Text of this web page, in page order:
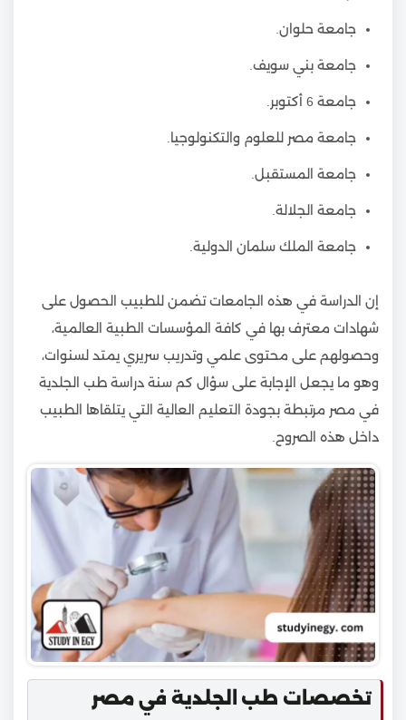
جامعة حلوان.
جامعة بني سويف.
جامعة 6 أكتوبر.
جامعة مصر للعلوم والتكنولوجيا.
جامعة المستقبل.
جامعة الجلالة.
جامعة الملك سلمان الدولية.
إن الدراسة في هذه الجامعات تضمن للطبيب الحصول على
شهادات معترف بها في كافة المؤسسات الطبية العالمية،
وحصولهم على محتوى علمي وتدريب سريري يمتد لسنوات،
وهو ما يجعل الإجابة على سؤال كم سنة دراسة طب الجلدية
في مصر مرتبطة بجودة التعليم العالية التي يتلقاها الطبيب
داخل هذه الصروح.
تخصصات طب الجلدية في مصر